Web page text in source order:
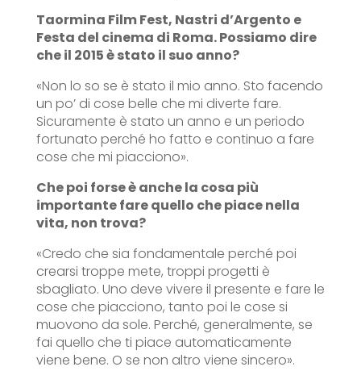
Taormina Film Fest, Nastri d’Argento e
Festa del cinema di Roma. Possiamo dire
che il 2015 è stato il suo anno?
«Non lo so se è stato il mio anno. Sto facendo
un po’ di cose belle che mi diverte fare.
Sicuramente è stato un anno e un periodo
fortunato perché ho fatto e continuo a fare
cose che mi piacciono».
Che poi forse è anche la cosa più
importante fare quello che piace nella
vita, non trova?
«Credo che sia fondamentale perché poi
crearsi troppe mete, troppi progetti è
sbagliato. Uno deve vivere il presente e fare le
cose che piacciono, tanto poi le cose si
muovono da sole. Perché, generalmente, se
fai quello che ti piace automaticamente
viene bene. O se non altro viene sincero».